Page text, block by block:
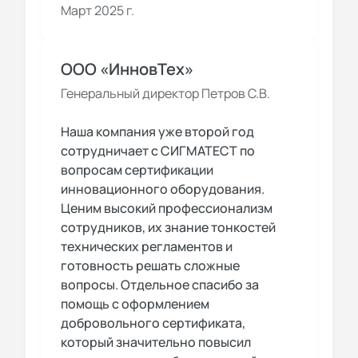
Март 2025 г.
ООО «ИнновТех»
Генеральный директор Петров С.В.
Наша компания уже второй год
сотрудничает с СИГМАТЕСТ по
вопросам сертификации
инновационного оборудования.
Ценим высокий профессионализм
сотрудников, их знание тонкостей
технических регламентов и
готовность решать сложные
вопросы. Отдельное спасибо за
помощь с оформлением
добровольного сертификата,
который значительно повысил